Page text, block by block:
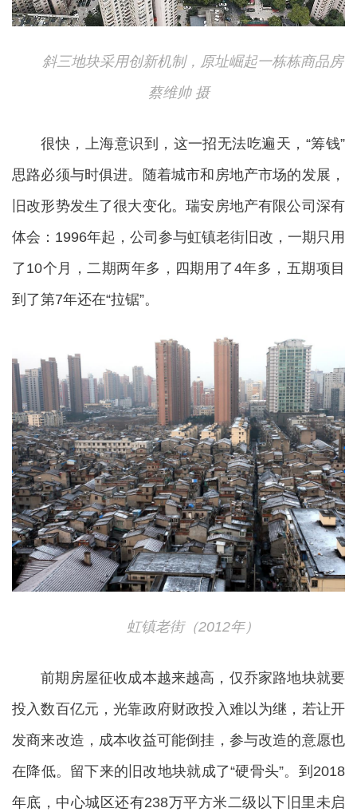
斜三地块采用创新机制，原址崛起一栋栋商品房
蔡维帅 摄
很快，上海意识到，这一招无法吃遍天，“筹钱”
思路必须与时俱进。随着城市和房地产市场的发展，
旧改形势发生了很大变化。瑞安房地产有限公司深有
体会：1996年起，公司参与虹镇老街旧改，一期只用
了10个月，二期两年多，四期用了4年多，五期项目
到了第7年还在“拉锯”。
虹镇老街（2012年）
前期房屋征收成本越来越高，仅乔家路地块就要
投入数百亿元，光靠政府财政投入难以为继，若让开
发商来改造，成本收益可能倒挂，参与改造的意愿也
在降低。留下来的旧改地块就成了“硬骨头”。到2018
年底，中心城区还有238万平方米二级以下旧里未启